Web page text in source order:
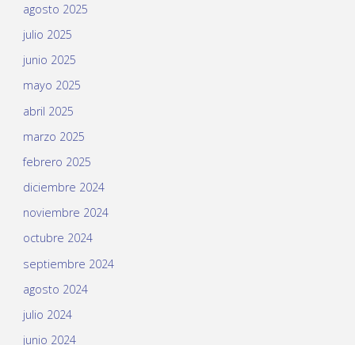
agosto 2025
julio 2025
junio 2025
mayo 2025
abril 2025
marzo 2025
febrero 2025
diciembre 2024
noviembre 2024
octubre 2024
septiembre 2024
agosto 2024
julio 2024
junio 2024